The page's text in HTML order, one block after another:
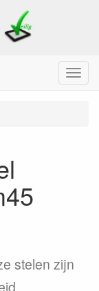
Menu
stelen zijn